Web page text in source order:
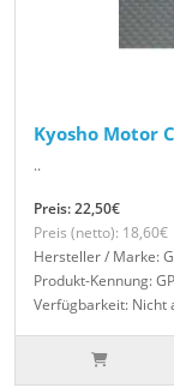
Kyosho Motor
..
Preis: 22,50€
Preis (netto): 18,60€
Hersteller / Marke:
Produkt-Kennung:
Verfügbarkeit: Nicht